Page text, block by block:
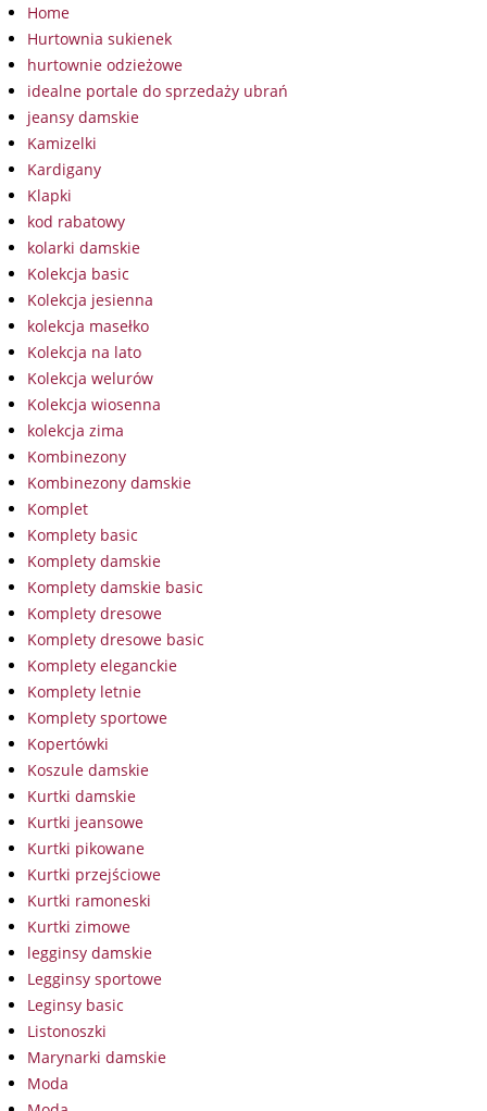
Home
Hurtownia sukienek
hurtownie odzieżowe
idealne portale do sprzedaży ubrań
jeansy damskie
Kamizelki
Kardigany
Klapki
kod rabatowy
kolarki damskie
Kolekcja basic
Kolekcja jesienna
kolekcja masełko
Kolekcja na lato
Kolekcja welurów
Kolekcja wiosenna
kolekcja zima
Kombinezony
Kombinezony damskie
Komplet
Komplety basic
Komplety damskie
Komplety damskie basic
Komplety dresowe
Komplety dresowe basic
Komplety eleganckie
Komplety letnie
Komplety sportowe
Kopertówki
Koszule damskie
Kurtki damskie
Kurtki jeansowe
Kurtki pikowane
Kurtki przejściowe
Kurtki ramoneski
Kurtki zimowe
legginsy damskie
Legginsy sportowe
Leginsy basic
Listonoszki
Marynarki damskie
Moda